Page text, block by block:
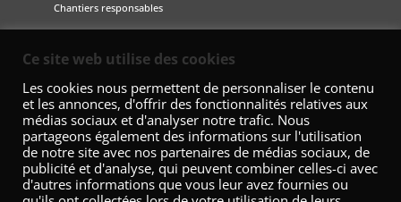
Chantiers responsables
Ce site web utilise des cookies
Les cookies nous permettent de personnaliser le contenu
et les annonces, d'offrir des fonctionnalités relatives aux
médias sociaux et d'analyser notre trafic. Nous
partageons également des informations sur l'utilisation
de notre site avec nos partenaires de médias sociaux, de
publicité et d'analyse, qui peuvent combiner celles-ci avec
d'autres informations que vous leur avez fournies ou